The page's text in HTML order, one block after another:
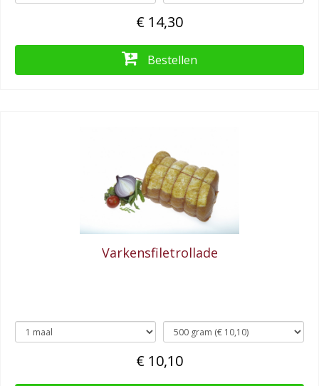
€ 14,30
Bestellen
Varkensfiletrollade
€ 10,10